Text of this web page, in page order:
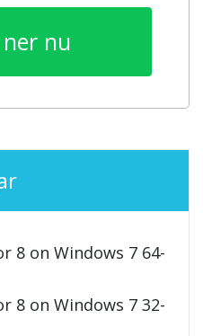
nu
8 on Windows 7 64-
8 on Windows 7 32-